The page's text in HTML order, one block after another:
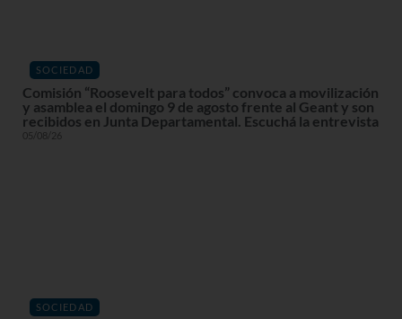
SOCIEDAD
Comisión “Roosevelt para todos” convoca a movilización
y asamblea el domingo 9 de agosto frente al Geant y son
recibidos en Junta Departamental. Escuchá la entrevista
05/08/26
SOCIEDAD